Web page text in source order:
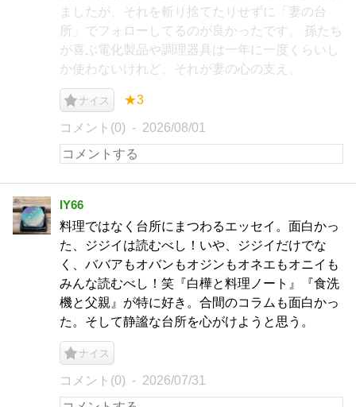
ましたが、それを斬り捨てたりせずに「妻の台
所」でフォローしてるのが良かったです。 孫たち
が喜ぶ電化製品や調理器具は一年に一度くらいし
か使わないけれど、それが妻の心の支え。
ナイス ★3
コメント(0) 2026/08/01
IY66
料理ではなく台所にまつわるエッセイ。面白かっ
た、ジジイは読むべし！いや、ジジイだけでな
く、ババアもオバンもオジンもオネエもオニイも
みんな読むべし！笑『白樺と料理ノート』『食洗
機と父親』が特に好き。合間のコラムも面白かっ
た。そして静謐な台所を心がけようと思う。
ナイス
コメント(0) 2026/07/31